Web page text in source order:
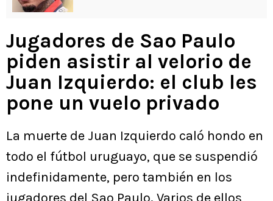
Jugadores de Sao Paulo
piden asistir al velorio de
Juan Izquierdo: el club les
pone un vuelo privado
La muerte de Juan Izquierdo caló hondo en
todo el fútbol uruguayo, que se suspendió
indefinidamente, pero también en los
jugadores del Sao Paulo. Varios de ellos